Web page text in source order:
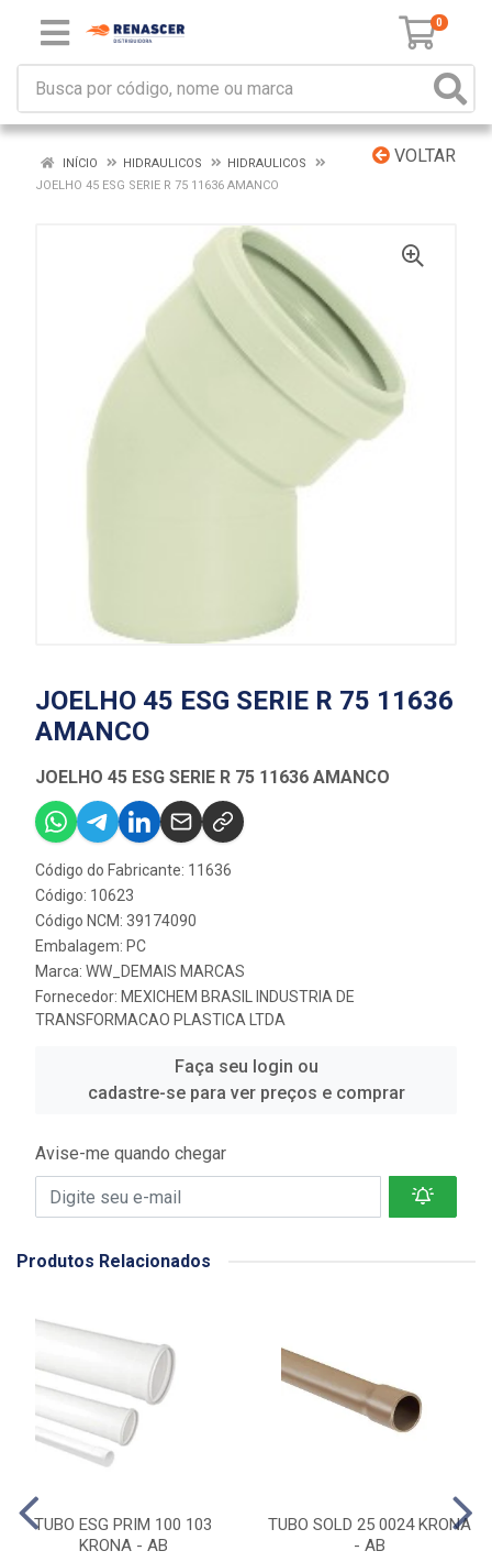
0
VOLTAR
INÍCIO HIDRAULICOS
HIDRAULICOS
JOELHO 45 ESG SERIE R 75 11636 AMANCO
JOELHO 45 ESG SERIE R 75 11636
AMANCO
JOELHO 45 ESG SERIE R 75 11636 AMANCO
Código do Fabricante: 11636
Código: 10623
Código NCM: 39174090
Embalagem: PC
Marca: WW_DEMAIS MARCAS
Fornecedor: MEXICHEM BRASIL INDUSTRIA DE
TRANSFORMACAO PLASTICA LTDA
Faça seu login ou
cadastre-se para ver preços e comprar
Avise-me quando chegar
Produtos Relacionados
TUBO ESG PRIM 100 103
KRONA - AB
TUBO SOLD 25 0024 KRONA
- AB